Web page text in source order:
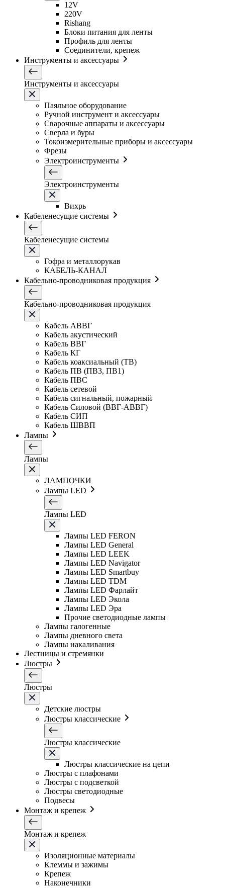
12V
220V
Rishang
Блоки питания для ленты
Профиль для ленты
Соединители, крепеж
Инструменты и аксессуары
Инструменты и аксессуары
Паяльное оборудование
Ручной инструмент и аксессуары
Сварочные аппараты и аксессуары
Сверла и буры
Токоизмерительные приборы и аксессуары
Фрезы
Электроинструменты
Электроинструменты
Вихрь
Кабеленесущие системы
Кабеленесущие системы
Гофра и металлорукав
КАБЕЛЬ-КАНАЛ
Кабельно-проводниковая продукция
Кабельно-проводниковая продукция
Кабель АВВГ
Кабель акустический
Кабель ВВГ
Кабель КГ
Кабель коаксиальный (ТВ)
Кабель ПВ (ПВ3, ПВ1)
Кабель ПВС
Кабель сетевой
Кабель сигнальный, пожарный
Кабель Силовой (ВВГ-АВВГ)
Кабель СИП
Кабель ШВВП
Лампы
Лампы
ЛАМПОЧКИ
Лампы LED
Лампы LED
Лампы LED FERON
Лампы LED General
Лампы LED LEEK
Лампы LED Navigator
Лампы LED Smartbuy
Лампы LED TDM
Лампы LED Фарлайт
Лампы LED Экола
Лампы LED Эра
Прочие светодиодные лампы
Лампы галогенные
Лампы дневного света
Лампы накаливания
Лестницы и стремянки
Люстры
Люстры
Детские люстры
Люстры классические
Люстры классические
Люстры классические на цепи
Люстры с плафонами
Люстры с подсветкой
Люстры светодиодные
Подвесы
Монтаж и крепеж
Монтаж и крепеж
Изоляционные материалы
Клеммы и зажимы
Крепеж
Наконечники